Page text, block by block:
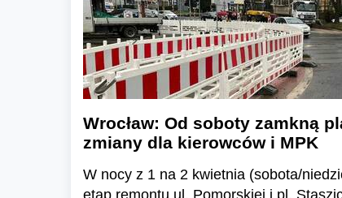
Wrocław: Od soboty zamkną
zmiany dla kierowców i MPK
W nocy z 1 na 2 kwietnia (sobota/